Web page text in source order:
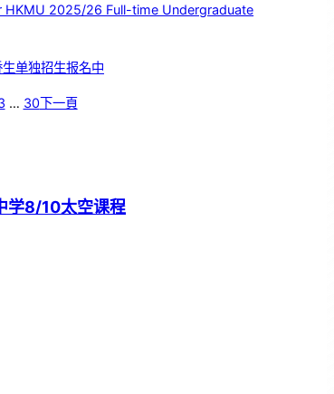
HKMU 2025/26 Full-time Undergraduate
生单独招生报名中
… 30下一頁
学8/10太空课程